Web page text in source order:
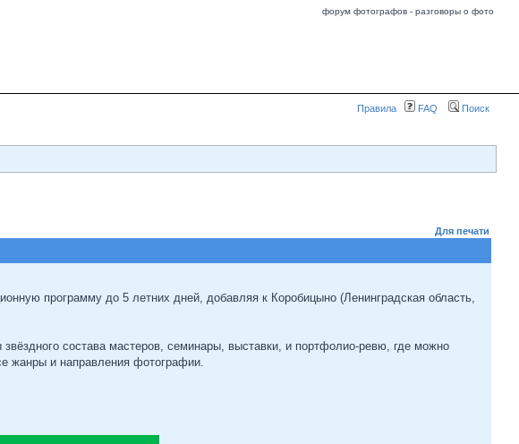
форум фотографов - разговоры о фото
Правила FAQ Поиск
Для печати
программу до 5 летних дней, добавляя к Коробицыно (Ленинградская область,
состава мастеров, семинары, выставки, и портфолио-ревю, где можно
жанры и направления фотографии.